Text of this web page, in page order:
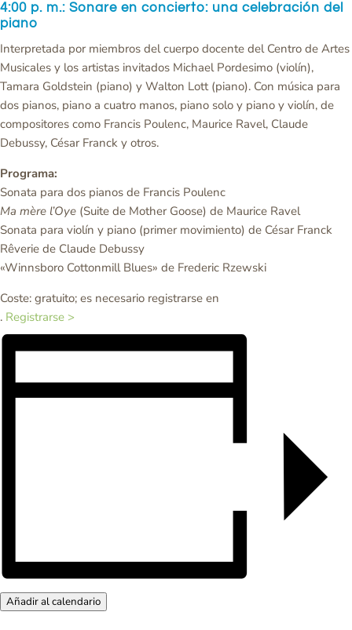
4:00 p. m.: Sonare en concierto: una celebración del
piano
Interpretada por miembros del cuerpo docente del Centro de Artes
Musicales y los artistas invitados Michael Pordesimo (violín),
Tamara Goldstein (piano) y Walton Lott (piano). Con música para
dos pianos, piano a cuatro manos, piano solo y piano y violín, de
compositores como Francis Poulenc, Maurice Ravel, Claude
Debussy, César Franck y otros.
Programa:
Sonata para dos pianos de Francis Poulenc
Ma mère l’Oye (Suite de Mother Goose) de Maurice Ravel
Sonata para violín y piano (primer movimiento) de César Franck
Rêverie de Claude Debussy
«Winnsboro Cottonmill Blues» de Frederic Rzewski
Coste: gratuito; es necesario registrarse en
. Registrarse >
Añadir al calendario